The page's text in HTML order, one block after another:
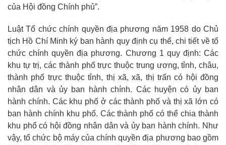
của Hội đồng Chính phủ”.
Luật Tổ chức chính quyền địa phương năm 1958 do Chủ
tịch Hồ Chí Minh ký ban hành quy định cụ thể, chi tiết về tổ
chức chính quyền địa phương. Chương 1 quy định: Các
khu tự trị, các thành phố trực thuộc trung ương, tỉnh, châu,
thành phố trực thuộc tỉnh, thị xã, xã, thị trấn có hội đồng
nhân dân và ủy ban hành chính. Các huyện có ủy ban
hành chính. Các khu phố ở các thành phố và thị xã lớn có
ban hành chính khu phố. Các thành phố có thể chia thành
khu phố có hội đồng nhân dân và ủy ban hành chính. Như
vậy, tổ chức bộ máy của chính quyền địa phương bao gồm